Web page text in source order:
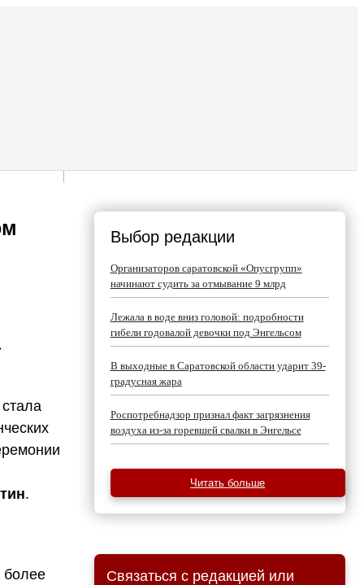
.
более
Выбор редакции
Организаторов саратовской «Опусгрупп»
начинают судить за отмывание 9 млрд
Лежала в воде вниз головой: подробности
гибели годовалой девочки под Энгельсом
В выходные в Саратовской области ударит 39-
градусная жара
Роспотребнадзор признал факт загрязнения
воздуха из-за горевшей свалки в Энгельсе
Читать больше
Связаться с редакцией или